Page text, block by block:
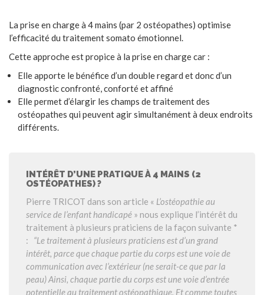
La prise en charge à 4 mains (par 2 ostéopathes) optimise
l’efficacité du traitement somato émotionnel.
Cette approche est propice à la prise en charge car :
Elle apporte le bénéfice d’un double regard et donc d’un
diagnostic confronté, conforté et affiné
Elle permet d’élargir les champs de traitement des
ostéopathes qui peuvent agir simultanément à deux endroits
différents.
INTÉRÊT D’UNE PRATIQUE À 4 MAINS (2
OSTÉOPATHES) ?
Pierre TRICOT dans son article « L’ostéopathie au
service de l’enfant handicapé » nous explique l’intérêt du
traitement à plusieurs praticiens de la façon suivante *
: “Le traitement à plusieurs praticiens est d’un grand
intérêt, parce que chaque partie du corps est une voie de
communication avec l’extérieur (ne serait-ce que par la
peau) Ainsi, chaque partie du corps est une voie d’entrée
potentielle au traitement ostéopathique. Et comme toutes